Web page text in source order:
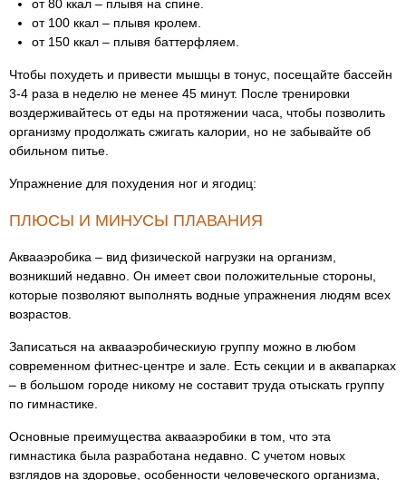
от 80 ккал – плывя на спине.
от 100 ккал – плывя кролем.
от 150 ккал – плывя баттерфляем.
Чтобы похудеть и привести мышцы в тонус, посещайте бассейн
3-4 раза в неделю не менее 45 минут. После тренировки
воздерживайтесь от еды на протяжении часа, чтобы позволить
организму продолжать сжигать калории, но не забывайте об
обильном питье.
Упражнение для похудения ног и ягодиц:
ПЛЮСЫ И МИНУСЫ ПЛАВАНИЯ
Аквааэробика – вид физической нагрузки на организм,
возникший недавно. Он имеет свои положительные стороны,
которые позволяют выполнять водные упражнения людям всех
возрастов.
Записаться на аквааэробическиую группу можно в любом
современном фитнес-центре и зале. Есть секции и в аквапарках
– в большом городе никому не составит труда отыскать группу
по гимнастике.
Основные преимущества аквааэробики в том, что эта
гимнастика была разработана недавно. С учетом новых
взглядов на здоровье, особенности человеческого организма,